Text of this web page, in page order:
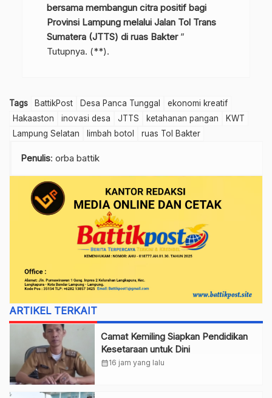
bersama membangun citra positif bagi
Provinsi Lampung melalui Jalan Tol Trans
Sumatera (JTTS) di ruas Bakter”
Tutupnya. (**).
Tags BattikPost Desa Panca Tunggal
ekonomi kreatif
Hakaaston
inovasi desa JTTS ketahanan pangan
KWT
Lampung Selatan
limbah botol ruas Tol Bakter
Penulis: orba battik
ARTIKEL TERKAIT
Camat Kemiling Siapkan Pendidikan
Kesetaraan untuk Dini
calendar_month16 jam yang lalu